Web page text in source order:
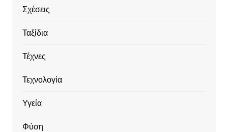
Σχέσεις
Ταξίδια
Τέχνες
Τεχνολογία
Υγεία
Φύση